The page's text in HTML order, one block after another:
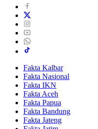
Fakta Kalbar
Fakta Nasional
Fakta IKN
Fakta Aceh
Fakta Papua
Fakta Bandung
Fakta Jateng